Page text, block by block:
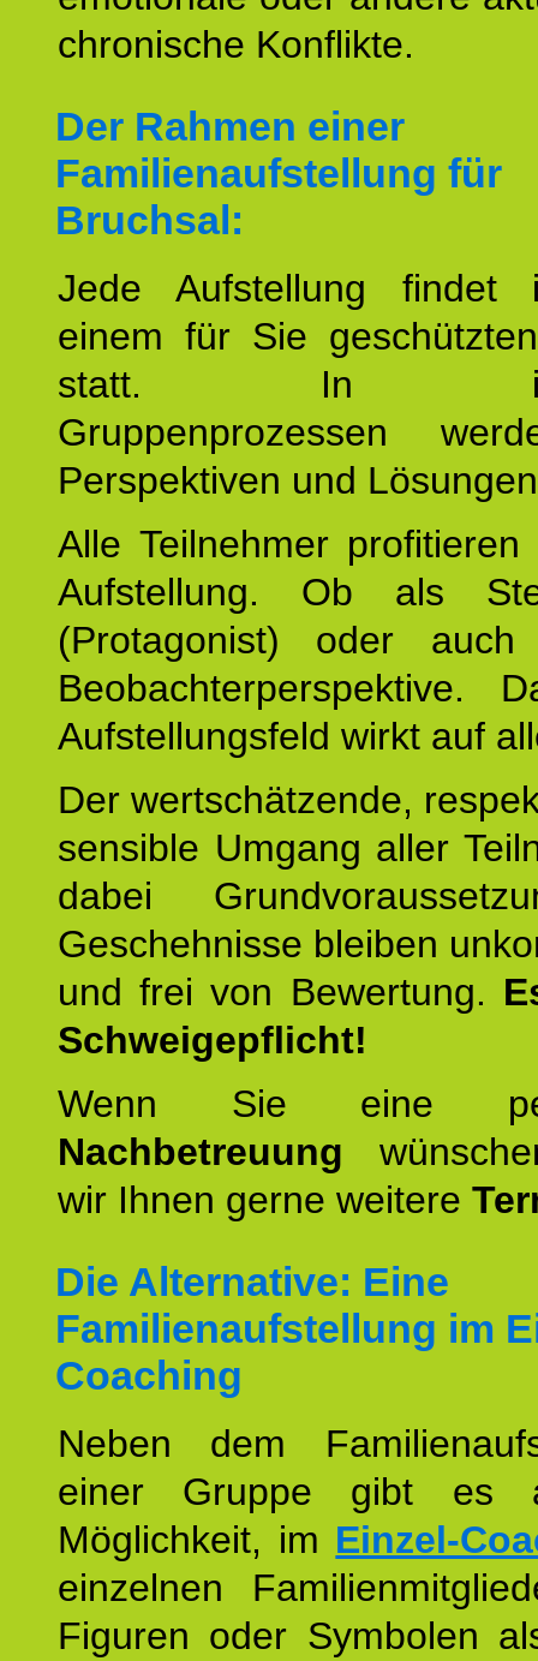
chronische Konflikte.
Der Rahmen einer
Familienaufstellung für
Bruchsal:
Jede Aufstellung findet
einem für Sie
statt. In
Gruppenprozessen
Perspektiven und
Alle Teilnehmer
Aufstellung. Ob als
(Protagonist) oder
Beobachterperspektive.
Aufstellungsfeld wirkt auf
Der wertschätzende,
sensible Umgang aller
dabei
Geschehnisse bleiben
und frei von Bewertung.
Schweigepflicht!
Wenn Sie eine
Nachbetreuung
wir Ihnen gerne weitere
Die Alternative: Eine
Familienaufstellung im
Coaching
Neben dem
einer Gruppe gibt es
Möglichkeit, im Einzel-
einzelnen
Figuren oder Symbolen